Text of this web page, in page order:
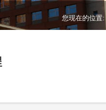
您现在的位置: